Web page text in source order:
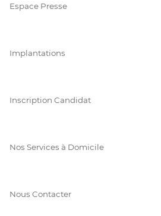
Espace Presse
Implantations
Inscription Candidat
Nos Services à Domicile
Nous Contacter